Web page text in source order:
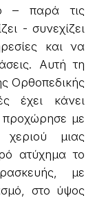
– παρά τις
- συνεχίζει
και να
Αυτή τη
Ορθοπεδικής
έχει κάνει
προχώρησε με
μιας
ατύχημα το
με
στο ύψος